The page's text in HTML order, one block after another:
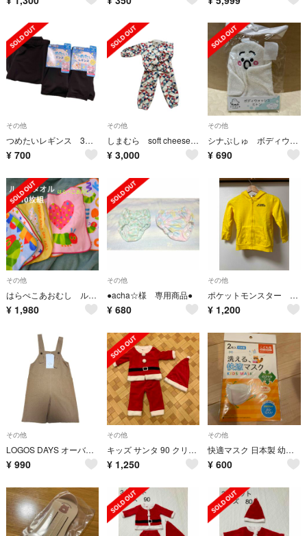
その他
つめたいレギンス 3本セット
¥ 700
その他
しまむら soft cheese パッチワーク セットアップ
¥ 3,000
その他
シナぷしゅ ボディウォッシュミトン
¥ 690
その他
はらぺこあおむし ループ付きタオルハンカチ 10枚セット
¥ 1,980
その他
●acha☆様 専用商品●
¥ 680
その他
ポケットモンスター キッズ 3点セット 120
¥ 1,200
その他
LOGOS DAYS オーバーオール 120cm
¥ 990
その他
キッズ サンタ 90 クリスマス 3点セット しまむら
¥ 1,250
その他
快適マスク 日本製 幼児・低学年向け ホワイト
¥ 600